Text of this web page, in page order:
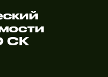
СК